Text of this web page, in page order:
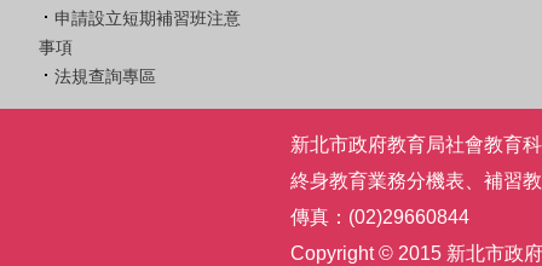
申請設立短期補習班注意
事項
法規查詢專區
新北市政府教育局社會教育
終身教育業務分機表
補習
傳真：(02)29660844
Copyright © 2015 新北市政